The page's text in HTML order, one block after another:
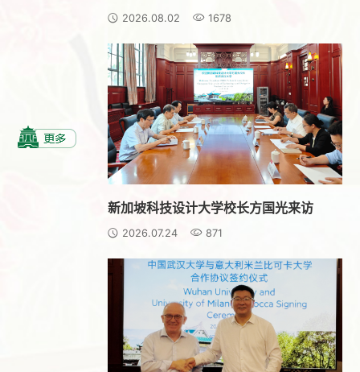
2026.08.02 1678
新加坡科技设计大学校长方国光来访
2026.07.24 871